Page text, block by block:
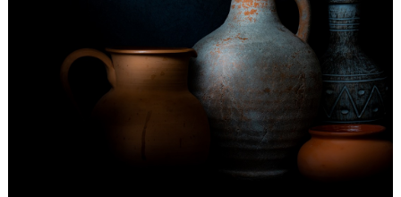
Liên hệ